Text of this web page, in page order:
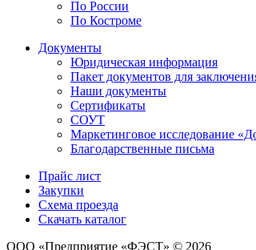
По России
По Костроме
Документы
Юридическая информация
Пакет документов для
Наши документы
Сертификаты
СОУТ
Маркетинговое исследование
Благодарственные письма
Прайс лист
Закупки
Схема проезда
Скачать каталог
ООО «Предприятие «ФЭСТ» © 2026